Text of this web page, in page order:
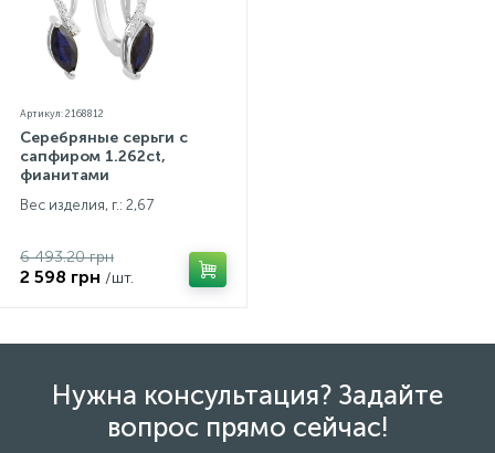
Артикул: 2168812
Серебряные серьги с
сапфиром 1.262ct,
фианитами
Вес изделия, г.: 2,67
6 493.20 грн
2 598 грн /шт.
Нужна консультация? Задайте
вопрос прямо сейчас!